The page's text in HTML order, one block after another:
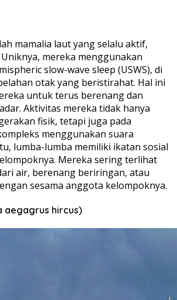
mamalia laut yang selalu aktif,
mereka menggunakan
slow-wave sleep (USWS), di
otak yang beristirahat. Hal ini
untuk terus berenang dan
Aktivitas mereka tidak hanya
fisik, tetapi juga pada
menggunakan suara
lumba-lumba memiliki ikatan sosial
Mereka sering terlihat
air, berenang beriringan, atau
sesama anggota kelompoknya.
aegagrus hircus)